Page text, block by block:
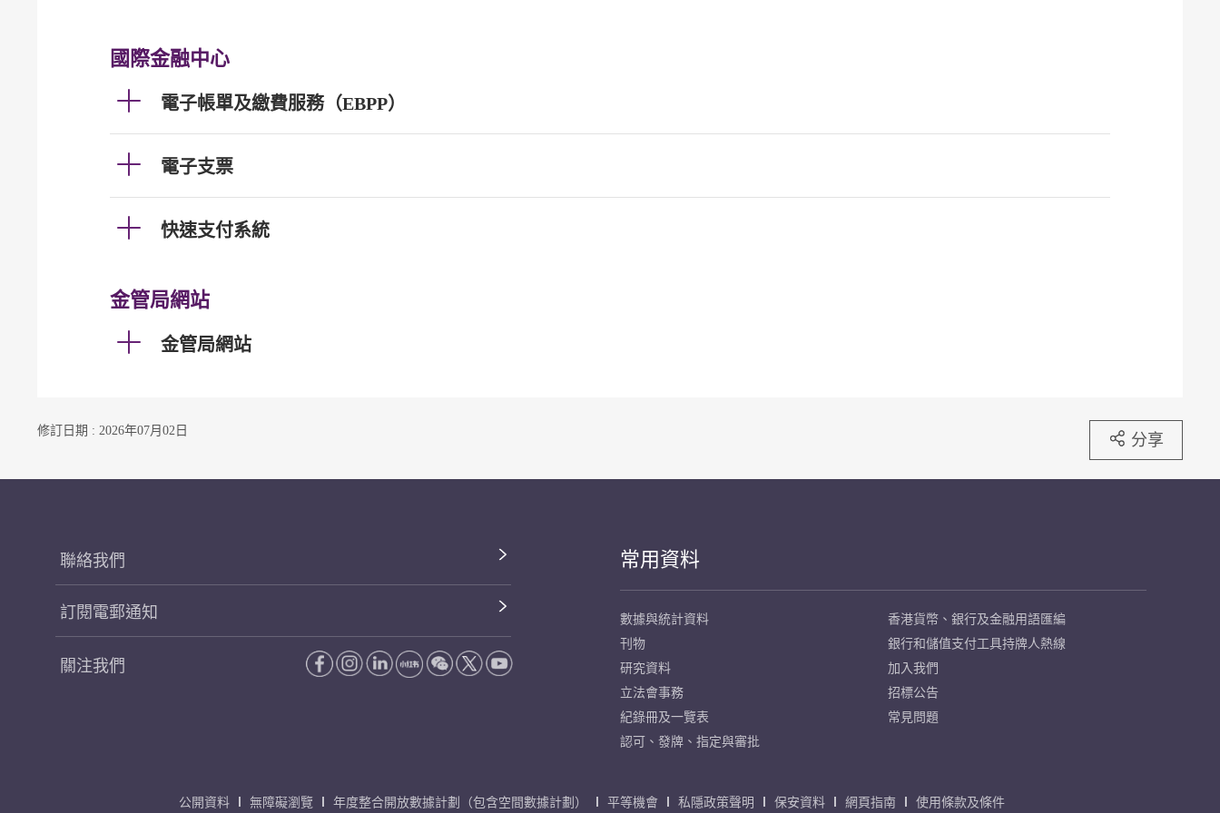
國際金融中心
電子帳單及繳費服務（EBPP）
電子支票
快速支付系統
金管局網站
金管局網站
修訂日期 : 2026年07月02日 分享
聯絡我們
訂閱電郵通知
關注我們
常用資料
數據與統計資料
刊物
研究資料
立法會事務
紀錄冊及一覽表
認可、發牌、指定與審批
香港貨幣、銀行及金融用語匯編
銀行和儲值支付工具持牌人熱線
加入我們
招標公告
常見問題
公開資料 無障礙瀏覽 年度整合開放數據計劃（包含空間數據計劃） 平等機會 私隱政策聲明 保安資料 網頁指南 使用條款及條件